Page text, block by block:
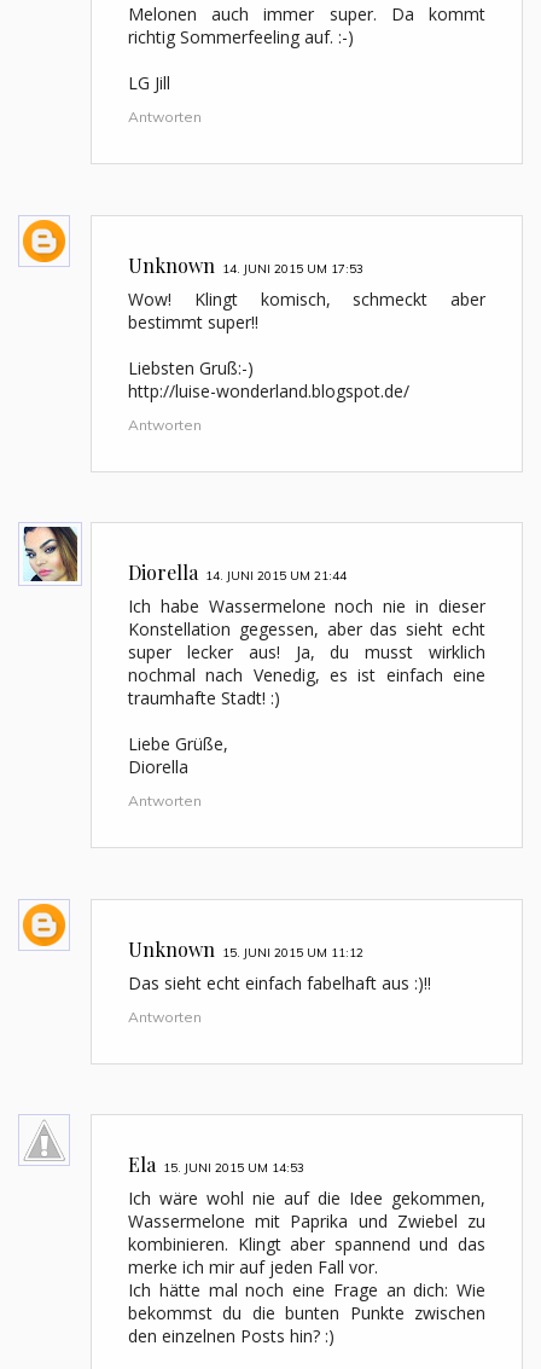
Melonen auch immer super. Da kommt
richtig Sommerfeeling auf. :-)
LG Jill
Antworten
Unknown 14. JUNI 2015 UM 17:53
Wow! Klingt komisch, schmeckt aber
bestimmt super!!
Liebsten Gruß:-)
http://luise-wonderland.blogspot.de/
Antworten
Diorella 14. JUNI 2015 UM 21:44
Ich habe Wassermelone noch nie in dieser
Konstellation gegessen, aber das sieht echt
super lecker aus! Ja, du musst wirklich
nochmal nach Venedig, es ist einfach eine
traumhafte Stadt! :)
Liebe Grüße,
Diorella
Antworten
Unknown 15. JUNI 2015 UM 11:12
Das sieht echt einfach fabelhaft aus :)!!
Antworten
Ela 15. JUNI 2015 UM 14:53
Ich wäre wohl nie auf die Idee gekommen,
Wassermelone mit Paprika und Zwiebel zu
kombinieren. Klingt aber spannend und das
merke ich mir auf jeden Fall vor.
Ich hätte mal noch eine Frage an dich: Wie
bekommst du die bunten Punkte zwischen
den einzelnen Posts hin? :)